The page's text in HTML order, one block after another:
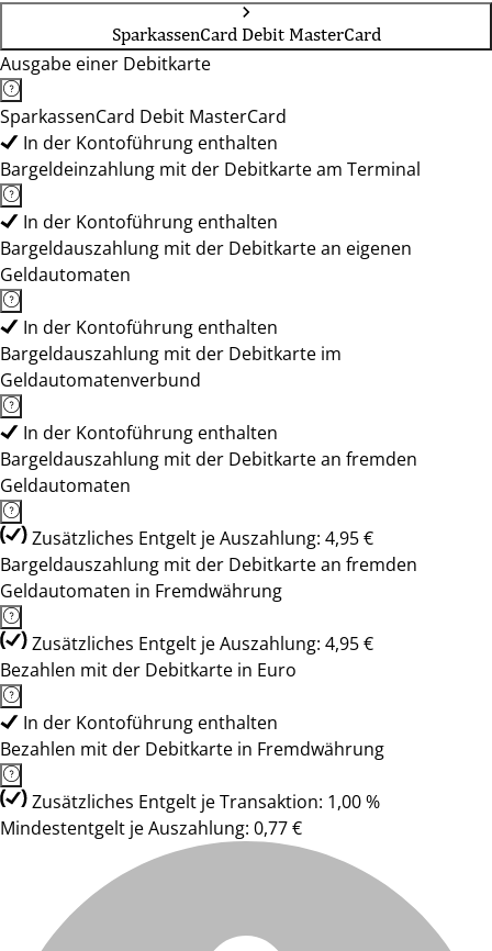
SparkassenCard Debit MasterCard
Ausgabe einer Debitkarte
SparkassenCard Debit MasterCard
In der Kontoführung enthalten
Bargeldeinzahlung mit der Debitkarte am Terminal
In der Kontoführung enthalten
Bargeldauszahlung mit der Debitkarte an eigenen
Geldautomaten
In der Kontoführung enthalten
Bargeldauszahlung mit der Debitkarte im
Geldautomatenverbund
In der Kontoführung enthalten
Bargeldauszahlung mit der Debitkarte an fremden
Geldautomaten
Zusätzliches Entgelt je Auszahlung: 4,95 €
Bargeldauszahlung mit der Debitkarte an fremden
Geldautomaten in Fremdwährung
Zusätzliches Entgelt je Auszahlung: 4,95 €
Bezahlen mit der Debitkarte in Euro
In der Kontoführung enthalten
Bezahlen mit der Debitkarte in Fremdwährung
Zusätzliches Entgelt je Transaktion: 1,00 %
Mindestentgelt je Auszahlung: 0,77 €